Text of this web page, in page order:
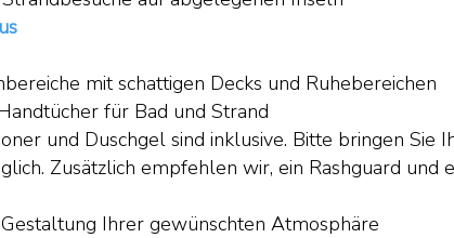
mit schattigen Decks und Ruhebereichen
für Bad und Strand
und Duschgel sind inklusive. Bitte bringen
Zusätzlich empfehlen wir, ein Rashguard und
Ihrer gewünschten Atmosphäre